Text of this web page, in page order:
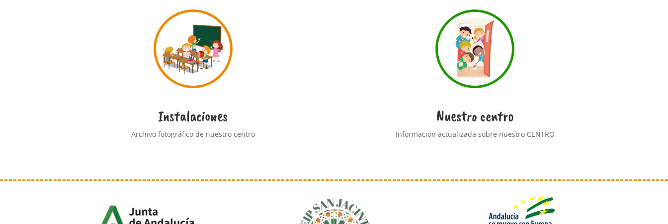
Instalaciones
Archivo fotográfico de nuestro centro
Nuestro centro
Información actualizada sobre nuestro CENTRO